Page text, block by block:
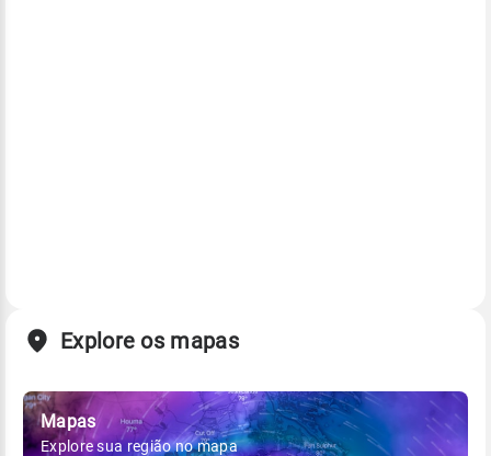
Explore os mapas
Mapas
Explore sua região no mapa